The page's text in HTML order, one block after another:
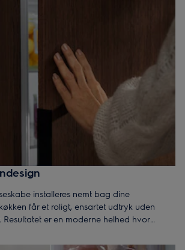
installeres nemt bag dine
får et roligt, ensartet udtryk uden
Resultatet er en moderne helhed hvor
design.